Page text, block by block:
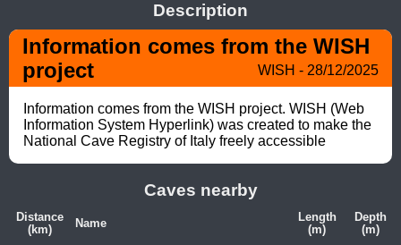
Description
Information comes from the WISH
project
WISH - 28/12/2025
Information comes from the WISH project. WISH (Web
Information System Hyperlink) was created to make the
National Cave Registry of Italy freely accessible
Caves nearby
Distance
(km)
Name
Length
(m)
Depth
(m)